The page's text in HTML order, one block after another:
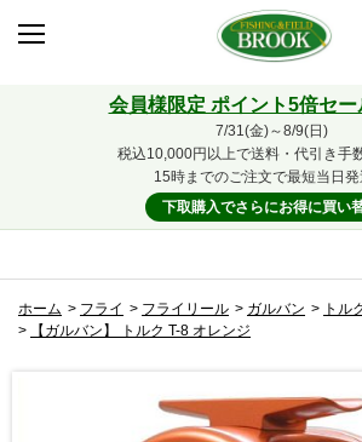
会員様限定 ポイント5倍セー
7/31(金)～8/9(日)
税込10,000円以上で送料・代引き手
15時までのご注文で最短当日
下取購入でさらにお得に買い
ホーム > フライ > フライリール > ガルバン > トル
>
【ガルバン】 トルク T-8 オレンジ